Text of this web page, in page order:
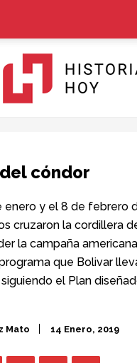
Hoy
cóndor
enero y el 8 de febrero
cruzaron la cordillera
la campaña
que Bolivar
el Plan
Mato 14 Enero, 2019